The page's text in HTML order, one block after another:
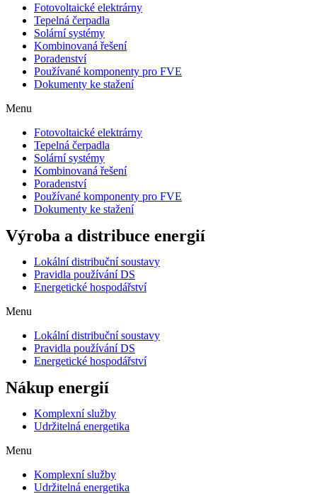
Fotovoltaické elektrárny
Tepelná čerpadla
Solární systémy
Kombinovaná řešení
Poradenství
Používané komponenty pro FVE
Dokumenty ke stažení
Menu
Fotovoltaické elektrárny
Tepelná čerpadla
Solární systémy
Kombinovaná řešení
Poradenství
Používané komponenty pro FVE
Dokumenty ke stažení
Výroba a distribuce energií
Lokální distribuční soustavy
Pravidla používání DS
Energetické hospodářství
Menu
Lokální distribuční soustavy
Pravidla používání DS
Energetické hospodářství
Nákup energií
Komplexní služby
Udržitelná energetika
Menu
Komplexní služby
Udržitelná energetika